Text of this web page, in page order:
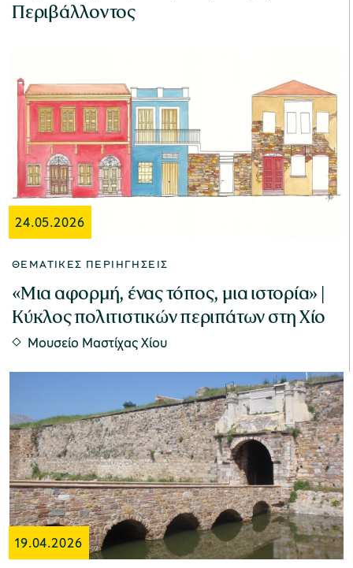
Περιβάλλοντος
24.05.2026
ΘΕΜΑΤΙΚΈΣ ΠΕΡΙΗΓΉΣΕΙΣ
«Μια αφορμή, ένας τόπος, μια ιστορία» |
Κύκλος πολιτιστικών περιπάτων στη Χίο
Μουσείο Μαστίχας Χίου
19.04.2026